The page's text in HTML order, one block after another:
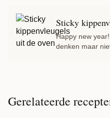
houdt het sappig
spiesjes, bak in
het staat […]
Sticky
Happy new
denken maar
China rond het
kop. Dit is bij
Gerelateerde